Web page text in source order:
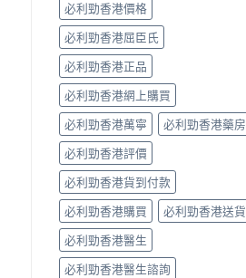
必利勁香港價格
必利勁香港屈臣氏
必利勁香港正品
必利勁香港網上購買
必利勁香港萬寧
必利勁香港藥房
必利勁香港評價
必利勁香港貨到付款
必利勁香港購買
必利勁香港送貨
必利勁香港醫生
必利勁香港醫生諮詢